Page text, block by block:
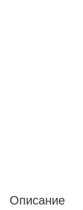
Описание